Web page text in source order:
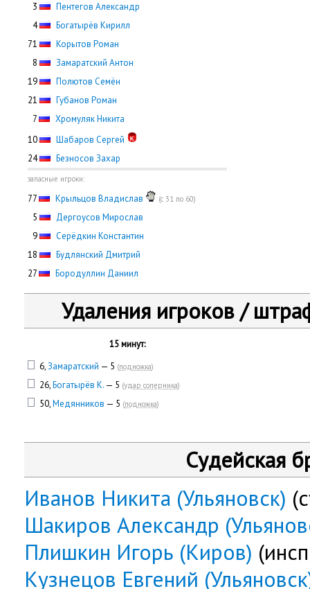
3
Пентегов Александр
4
Богатырёв Кирилл
71
Корытов Роман
8
Замаратский Антон
19
Полютов Семён
21
Губанов Роман
7
Хромуляк Никита
10
Шабаров Сергей
24
Безносов Захар
запасные игроки:
77 Крыльцов Владислав (с 31 по 60)
5
Дергоусов Мирослав
9
Серёдкин Константин
18
Будлянский Дмитрий
27
Бородуллин Даниил
Удаления игроков /
15 минут:
6,Замаратский — 5 (подножка)
26,Богатырёв К. — 5 (удар соперника)
50,Медянников — 5 (подножка)
Судейская
Иванов Никита (Ульяновск)
Шакиров Александр
Плишкин Игорь (Киров)
Кузнецов Евгений